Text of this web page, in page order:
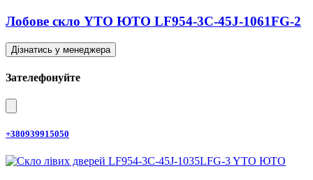
Лобове скло YTO ЮТО LF954-3C-45J-1061FG-2
Дізнатись у менеджера
Зателефонуйте
+380939915050